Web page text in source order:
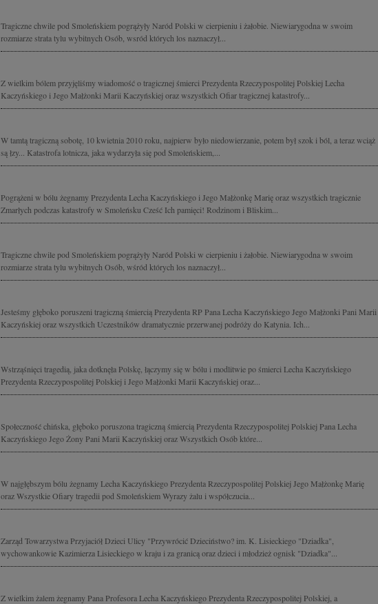
Tragiczne chwile pod Smoleńskiem pogrążyły Naród Polski w cierpieniu i żałobie. Niewiarygodna w swoim
rozmiarze strata tylu wybitnych Osób, wsród których los naznaczył...
Z wielkim bólem przyjęliśmy wiadomość o tragicznej śmierci Prezydenta Rzeczypospolitej Polskiej Lecha
Kaczyńskiego i Jego Małżonki Marii Kaczyńskiej oraz wszystkich Ofiar tragicznej katastrofy...
W tamtą tragiczną sobotę, 10 kwietnia 2010 roku, najpierw było niedowierzanie, potem był szok i ból, a teraz wciąż
są łzy... Katastrofa lotnicza, jaka wydarzyła się pod Smoleńskiem,...
Pogrążeni w bólu żegnamy Prezydenta Lecha Kaczyńskiego i Jego Małżonkę Marię oraz wszystkich tragicznie
Zmarłych podczas katastrofy w Smoleńsku Cześć Ich pamięci! Rodzinom i Bliskim...
Tragiczne chwile pod Smoleńskiem pogrążyły Naród Polski w cierpieniu i żałobie. Niewiarygodna w swoim
rozmiarze strata tylu wybitnych Osób, wśród których los naznaczył...
Jesteśmy głęboko poruszeni tragiczną śmiercią Prezydenta RP Pana Lecha Kaczyńskiego Jego Małżonki Pani Marii
Kaczyńskiej oraz wszystkich Uczestników dramatycznie przerwanej podróży do Katynia. Ich...
Wstrząśnięci tragedią, jaka dotknęła Polskę, łączymy się w bólu i modlitwie po śmierci Lecha Kaczyńskiego
Prezydenta Rzeczypospolitej Polskiej i Jego Małżonki Marii Kaczyńskiej oraz...
Społeczność chińska, głęboko poruszona tragiczną śmiercią Prezydenta Rzeczypospolitej Polskiej Pana Lecha
Kaczyńskiego Jego Żony Pani Marii Kaczyńskiej oraz Wszystkich Osób które...
W najgłębszym bólu żegnamy Lecha Kaczyńskiego Prezydenta Rzeczypospolitej Polskiej Jego Małżonkę Marię
oraz Wszystkie Ofiary tragedii pod Smoleńskiem Wyrazy żalu i współczucia...
Zarząd Towarzystwa Przyjaciół Dzieci Ulicy "Przywrócić Dzieciństwo? im. K. Lisieckiego "Dziadka",
wychowankowie Kazimierza Lisieckiego w kraju i za granicą oraz dzieci i młodzież ognisk "Dziadka"...
Z wielkim żalem żegnamy Pana Profesora Lecha Kaczyńskiego Prezydenta Rzeczypospolitej Polskiej, a